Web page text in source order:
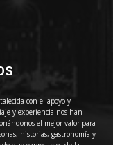
con el apoyo y
y experiencia nos han
el mejor valor para
historias, gastronomía y